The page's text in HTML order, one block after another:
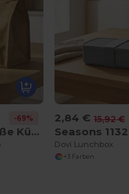
-69%
Papyrus große Kühltasche 6L
2,84 € 15,92 €
Seasons
Dovi Lunchbox
+3 Farben